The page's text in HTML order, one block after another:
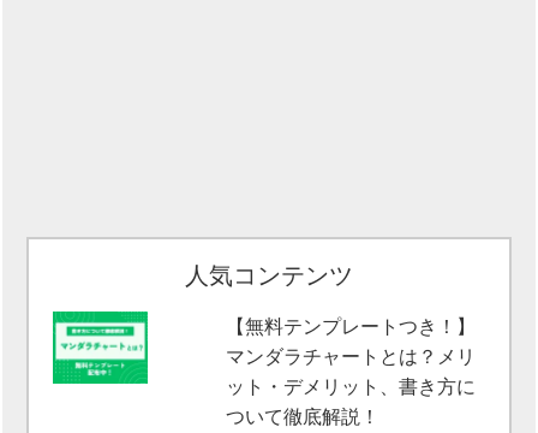
人気コンテンツ
【無料テンプレートつき！】
マンダラチャートとは？メリ
ット・デメリット、書き方に
ついて徹底解説！